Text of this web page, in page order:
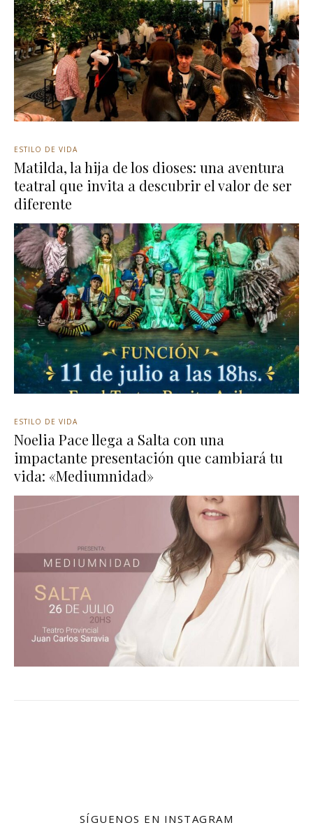
ESTILO DE VIDA
Matilda, la hija de los dioses: una aventura
teatral que invita a descubrir el valor de ser
diferente
ESTILO DE VIDA
Noelia Pace llega a Salta con una
impactante presentación que cambiará tu
vida: «Mediumnidad»
SÍGUENOS EN INSTAGRAM